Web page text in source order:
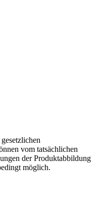
vom tatsächlichen
der Produktabbildung
möglich.